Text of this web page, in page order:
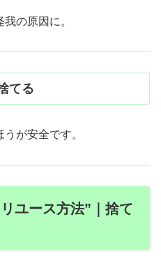
の原因に。
てる
が安全です。
ユース方法”｜捨て